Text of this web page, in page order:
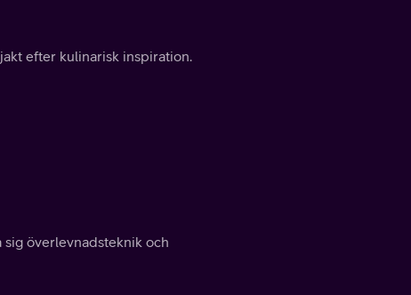
efter kulinarisk inspiration.
sig överlevnadsteknik och